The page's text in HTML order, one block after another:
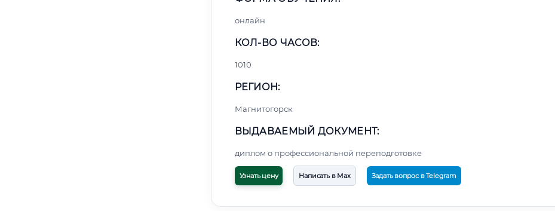
онлайн
КОЛ-ВО ЧАСОВ:
1010
РЕГИОН:
Магнитогорск
ВЫДАВАЕМЫЙ ДОКУМЕНТ:
диплом о профессиональной переподготовке
Узнать цену Написать в Max Задать вопрос в Telegram